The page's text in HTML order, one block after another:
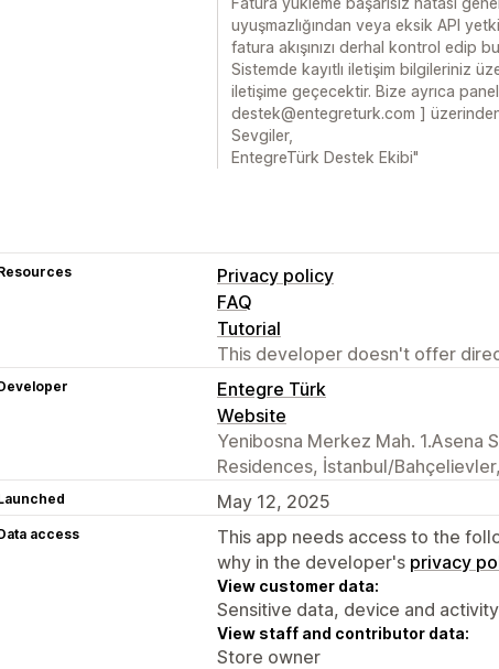
uyuşmazlığından veya eksik API
fatura akışınızı derhal kontrol edip
Sistemde kayıtlı iletişim bilgileriniz
iletişime geçecektir. Bize ayrıca
destek@entegreturk.com ]
Sevgiler,
EntegreTürk Destek Ekibi"
Privacy policy
FAQ
Tutorial
This developer doesn't offer
Entegre Türk
Website
Yenibosna Merkez Mah. 1.Asena
Residences, İstanbul/
May 12, 2025
access
This app needs access to the
why in the developer's privacy
View customer data:
Sensitive data, device and
View staff and contributor data:
Store owner